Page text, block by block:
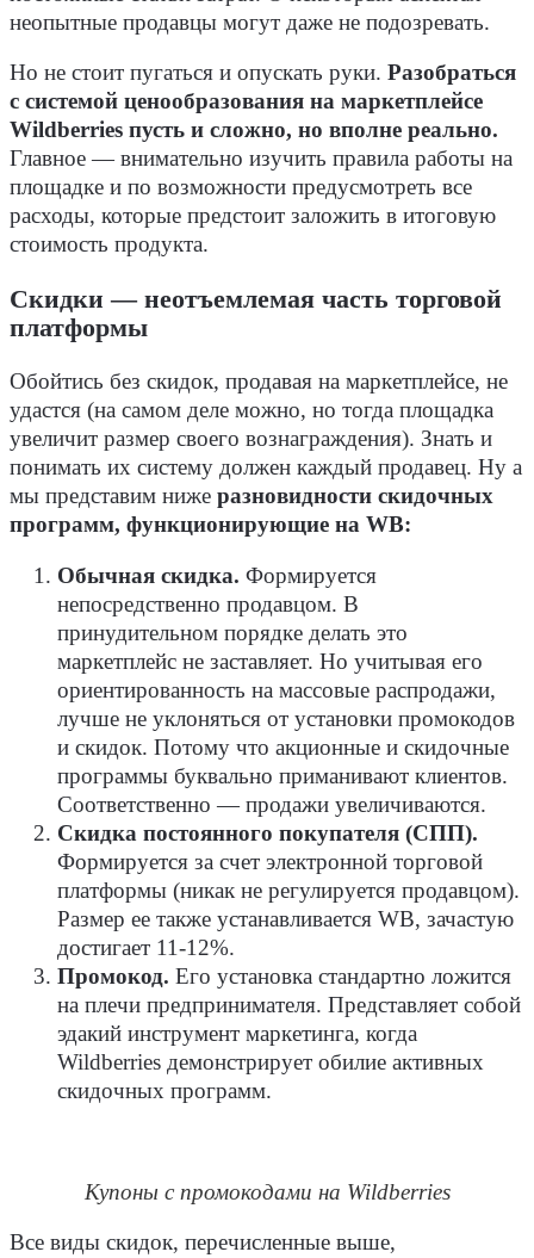
неопытные продавцы могут даже не подозревать.
Но не стоит пугаться и опускать руки. Разобраться
с системой ценообразования на маркетплейсе
Wildberries пусть и сложно, но вполне реально.
Главное — внимательно изучить правила работы на
площадке и по возможности предусмотреть все
расходы, которые предстоит заложить в итоговую
стоимость продукта.
Скидки — неотъемлемая часть торговой
платформы
Обойтись без скидок, продавая на маркетплейсе, не
удастся (на самом деле можно, но тогда площадка
увеличит размер своего вознаграждения). Знать и
понимать их систему должен каждый продавец. Ну а
мы представим ниже разновидности скидочных
программ, функционирующие на WB:
Обычная скидка. Формируется
непосредственно продавцом. В
принудительном порядке делать это
маркетплейс не заставляет. Но учитывая его
ориентированность на массовые распродажи,
лучше не уклоняться от установки промокодов
и скидок. Потому что акционные и скидочные
программы буквально приманивают клиентов.
Соответственно — продажи увеличиваются.
Скидка постоянного покупателя (СПП).
Формируется за счет электронной торговой
платформы (никак не регулируется продавцом).
Размер ее также устанавливается WB, зачастую
достигает 11-12%.
Промокод. Его установка стандартно ложится
на плечи предпринимателя. Представляет собой
эдакий инструмент маркетинга, когда
Wildberries демонстрирует обилие активных
скидочных программ.
Купоны с промокодами на Wildberries
Все виды скидок, перечисленные выше,